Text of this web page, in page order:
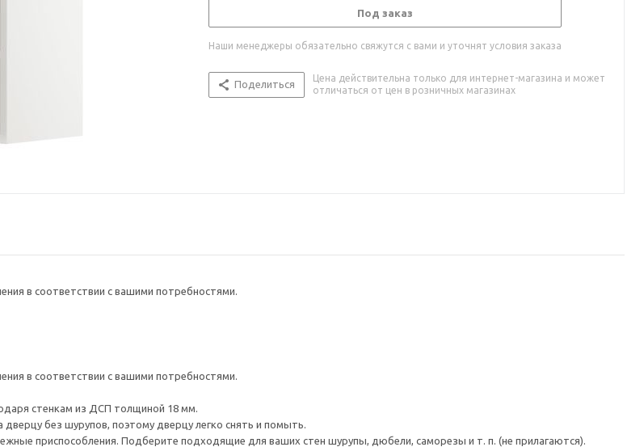
Под заказ
Наши менеджеры обязательно свяжутся с вами и уточнят условия заказа
Поделиться
Цена действительна только для интернет-магазина и может
отличаться от цен в розничных магазинах
в соответствии с вашими потребностями.
в соответствии с вашими потребностями.
стенкам из ДСП толщиной 18 мм.
без шурупов, поэтому дверцу легко снять и помыть.
приспособления. Подберите подходящие для ваших стен шурупы, дюбели, саморезы и т. п. (не прилагаются).